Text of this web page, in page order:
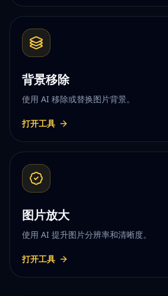
背景移除
使用 AI 移除或替换图片背景。
打开工具
图片放大
使用 AI 提升图片分辨率和清晰度。
打开工具